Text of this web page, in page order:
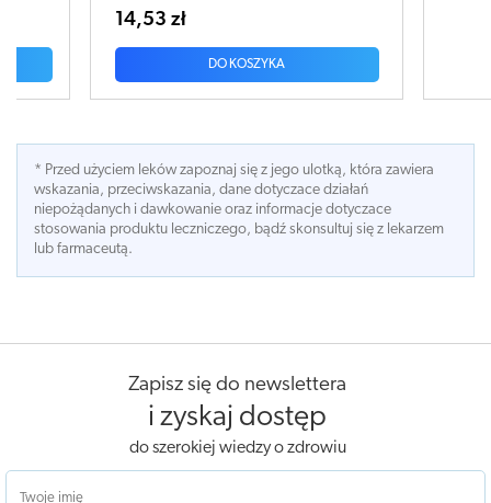
DO KOSZYKA
* Przed użyciem leków zapoznaj się z jego ulotką, która zawiera
wskazania, przeciwskazania, dane dotyczace działań
niepożądanych i dawkowanie oraz informacje dotyczace
stosowania produktu leczniczego, bądź skonsultuj się z lekarzem
lub farmaceutą.
Zapisz się do newslettera
i zyskaj dostęp
do szerokiej wiedzy o zdrowiu